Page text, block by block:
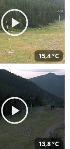
15,4 °C
13,8 °C